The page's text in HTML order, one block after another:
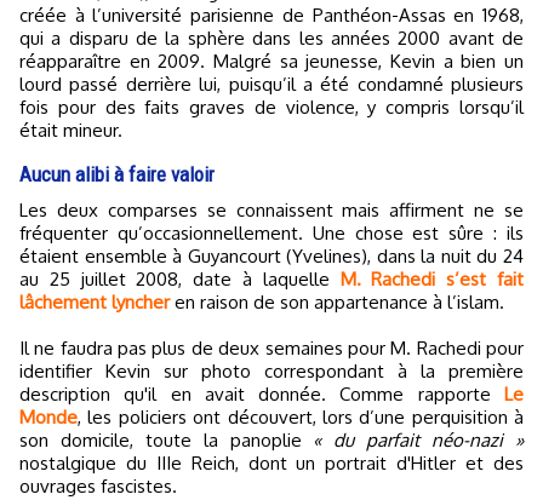
créée à l’université parisienne de Panthéon-Assas en 1968,
qui a disparu de la sphère dans les années 2000 avant de
réapparaître en 2009. Malgré sa jeunesse, Kevin a bien un
lourd passé derrière lui, puisqu’il a été condamné plusieurs
fois pour des faits graves de violence, y compris lorsqu’il
était mineur.
Aucun alibi à faire valoir
Les deux comparses se connaissent mais affirment ne se
fréquenter qu’occasionnellement. Une chose est sûre : ils
étaient ensemble à Guyancourt (Yvelines), dans la nuit du 24
au 25 juillet 2008, date à laquelle M. Rachedi s’est fait
lâchement lyncheren raison de son appartenance à l’islam.
Il ne faudra pas plus de deux semaines pour M. Rachedi pour
identifier Kevin sur photo correspondant à la première
description qu'il en avait donnée. Comme rapporte Le
Monde, les policiers ont découvert, lors d’une perquisition à
son domicile, toute la panoplie « du parfait néo-nazi »
nostalgique du IIIe Reich, dont un portrait d'Hitler et des
ouvrages fascistes.